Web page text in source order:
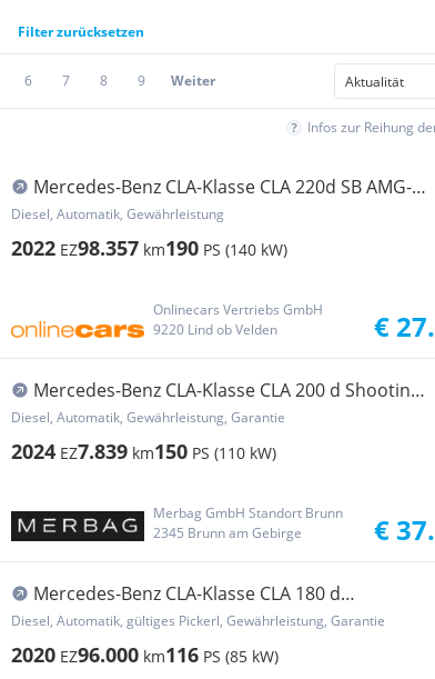
Filter zurücksetzen
6 7 8 9 Weiter
Infos zur Reihung
Mercedes-Benz CLA-Klasse CLA 220d SB AMG-
Line Aut LED SKY RADAR LEDER
Diesel, Automatik, Gewährleistung
2022 EZ98.357 km190 PS (140 kW)
Onlinecars Vertriebs GmbH
9220 Lind ob Velden
€
Mercedes-Benz CLA-Klasse CLA 200 d Shooting
Brake Aut.
Diesel, Automatik, Gewährleistung, Garantie
2024 EZ7.839 km150 PS (110 kW)
Merbag GmbH Standort Brunn
2345 Brunn am Gebirge
€
Mercedes-Benz CLA-Klasse CLA 180 d
Progessive (EURO 6d-TEMP) (118.303) ...
Diesel, Automatik, gültiges Pickerl, Gewährleistung, Garantie
2020 EZ96.000 km116 PS (85 kW)